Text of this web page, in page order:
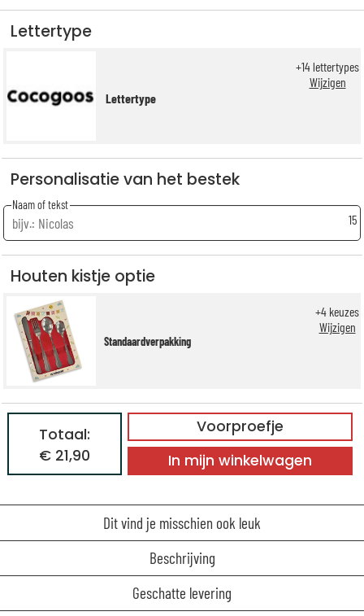
Lettertype
Lettertype
+14lettertypes
Wijzigen
Personalisatie van het bestek
Naam of tekst
15
Houten kistje optie
Standaardverpakking
+4 keuzes
Wijzigen
Voorproefje
Totaal:
€ 21,90
In mijn winkelwagen
Dit vind je misschien ook leuk
Beschrijving
Geschatte levering